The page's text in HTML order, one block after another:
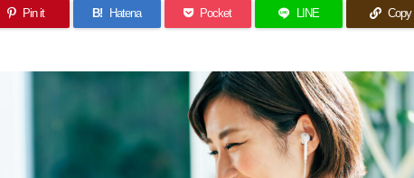
Pin it B! Hatena Pocket LINE Copy